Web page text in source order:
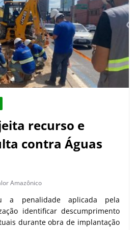
recurso e
contra Águas
Amazônico
a penalidade aplicada pela
identificar descumprimento
durante obra de implantação